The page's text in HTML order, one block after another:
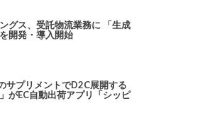
グス、受託物流業務に 「生成
開発・導入開始
サプリメントでD2C展開する
がEC自動出荷アプリ「シッピ